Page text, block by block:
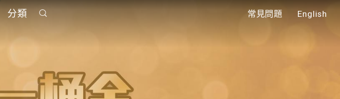
分類 常見問題 English